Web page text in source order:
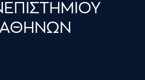
ΑΘΗΝΩΝ